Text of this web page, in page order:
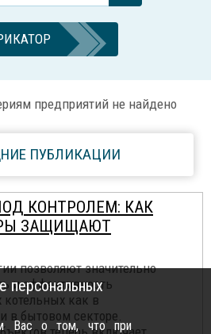
предприятий не найдено
ПУБЛИКАЦИИ
КОНТРОЛЕМ: КАК
ЗАЩИЩАЮТ
позволяют значительно
и эффективность
котельных как в
в бытовом секторе.
персональных
Вас о том, что при